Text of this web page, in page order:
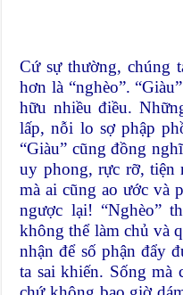
Cứ sự thường, chúng
hơn là “nghèo”.
hữu nhiều điều.
lấp, nỗi lo sợ phập
“Giàu” cũng đồng
uy phong, rực rỡ, tiện
mà ai cũng ao ước và
ngược lại! “Nghèo”
không thể làm chủ và
nhận để số phận đẩy
ta sai khiến. Sống